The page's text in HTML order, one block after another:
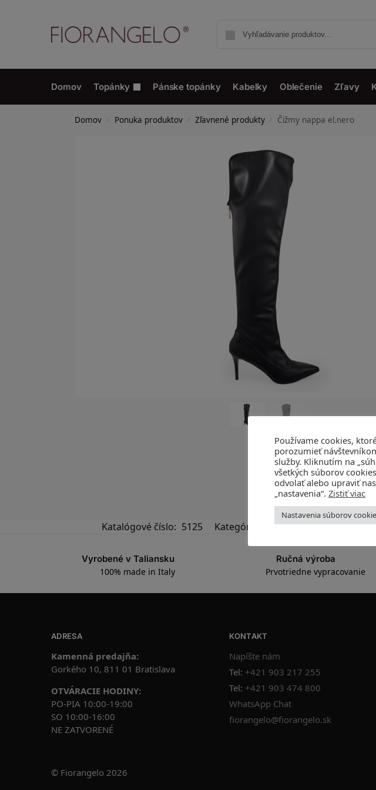
Domov Topánky Pánske topánky Kabelky Oblečenie Zľavy
Domov / Ponuka produktov / Zľavnené produkty / Čižmy nappa el.nero
Katalógové číslo: 5125 Kategórie: Topánky,Ponuka
Vyrobené v Taliansku
100% made in Italy
Ručná výroba
Prvotriedne vypracovanie
ADRESA
Kamenná predajňa:
Gorkého 10, 811 01 Bratislava
OTVÁRACIE HODINY:
PO-PIA 10:00-19:00
SO 10:00-16:00
NE ZATVORENÉ
KONTAKT
Napíšte nám
Tel: +421 903 217 255
Tel: +421 903 474 800
WhatsApp Chat
fiorangelo@fiorangelo.sk
© Fiorangelo 2026
Používame cookies,
porozumieť
služby. Kliknutím na
všetkých súborov
odvolať alebo upraviť
„nastavenia“. Zistiť viac
Nastavenia súborov